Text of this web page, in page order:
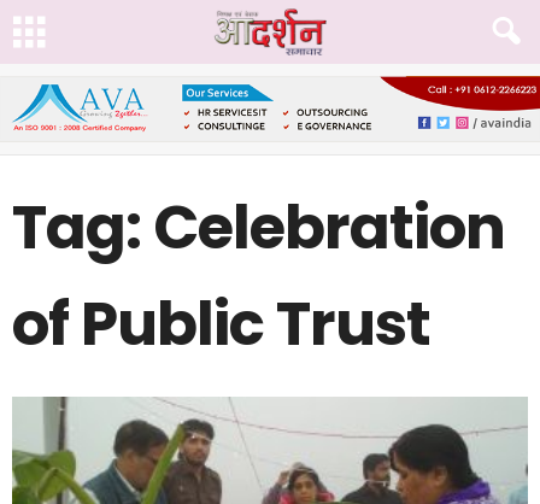
Tag: Celebration
of Public Trust